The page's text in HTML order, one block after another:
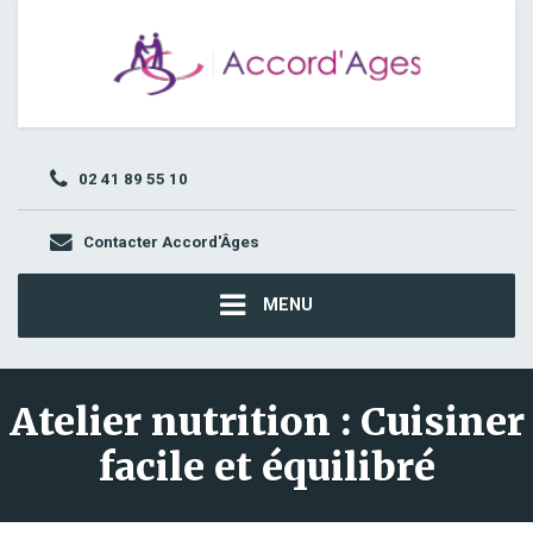
02 41 89 55 10
Contacter Accord'Âges
MENU
Atelier nutrition : Cuisiner
facile et équilibré